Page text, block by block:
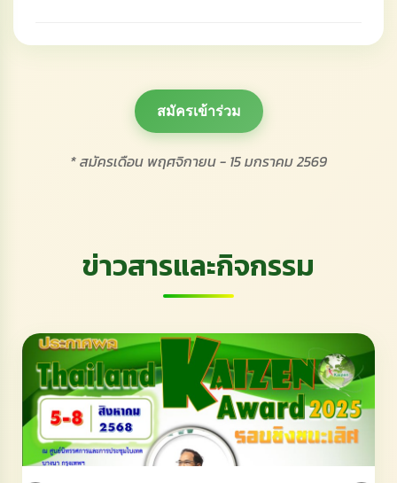
สมัครเข้าร่วม
* สมัครเดือน พฤศจิกายน - 15 มกราคม 2569
ข่าวสารและกิจกรรม